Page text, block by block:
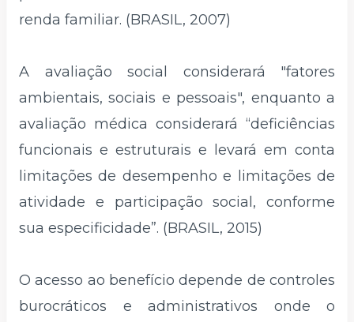
renda familiar. (BRASIL, 2007)
A avaliação social considerará "fatores
ambientais, sociais e pessoais", enquanto a
avaliação médica considerará “deficiências
funcionais e estruturais e levará em conta
limitações de desempenho e limitações de
atividade e participação social, conforme
sua especificidade”. (BRASIL, 2015)
O acesso ao benefício depende de controles
burocráticos e administrativos onde o